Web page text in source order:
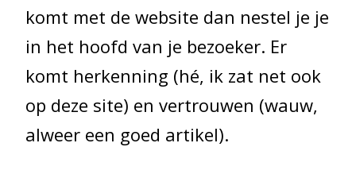
komt met de website dan nestel je je
in het hoofd van je bezoeker. Er
komt herkenning (hé, ik zat net ook
op deze site) en vertrouwen (wauw,
alweer een goed artikel).